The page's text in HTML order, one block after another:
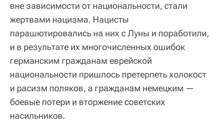
вне зависимости от национальности, стали
жертвами нацизма. Нацисты
парашютировались на них с Луны и поработили,
и в результате их многочисленных ошибок
германским гражданам еврейской
национальности пришлось претерпеть холокост
и расизм поляков, а гражданам немецким —
боевые потери и вторжение советских
насильников.